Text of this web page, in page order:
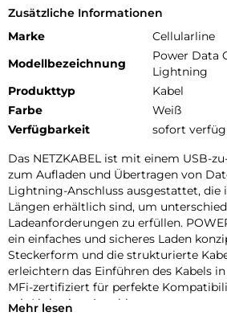
Zusätzliche Informationen
Marke
Cellularline
Modellbezeichnung
Power Data
Lightning
Produkttyp
Kabel
Farbe
Weiß
Verfügbarkeit
sofort
Das NETZKABEL ist mit einem USB-
zum Aufladen und Übertragen von
Lightning-Anschluss ausgestattet, die
Längen erhältlich sind, um
Ladeanforderungen zu erfüllen.
ein einfaches und sicheres Laden
Steckerform und die strukturierte
erleichtern das Einführen des Kabels
MFi-zertifiziert für perfekte
mit Lightning-Anschluss.
Mehr lesen